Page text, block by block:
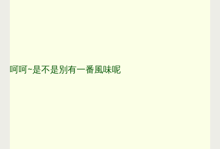
呵呵~是不是別有一番風味呢